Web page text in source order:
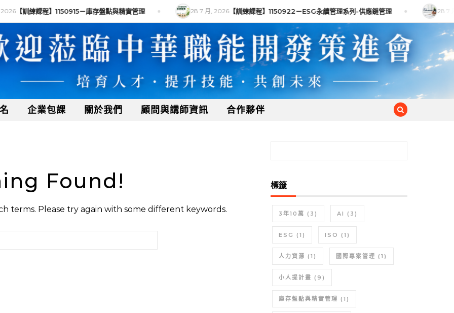
【訓練課程】1150915－庫存盤點與精實管理 28 7 月, 2026【訓練課程】1150922－ESG永續管理系列-供應鏈管理 28 7
企業包課 關於我們 顧問與講師資訊 合作夥伴
Found!
terms. Please try again with some different keywords.
標籤
3年10萬 (3) AI (3)
ESG (1) ISO (1)
人力資源 (1) 國際專案管理 (1)
小人提計畫 (9)
庫存盤點與精實管理 (1)